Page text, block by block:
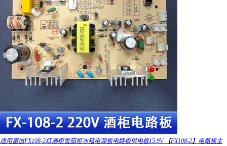
适用富信FX108-2红酒柜雪茄柜冰箱电源板电路板供电板15.9V 【FX108-2】电路板主